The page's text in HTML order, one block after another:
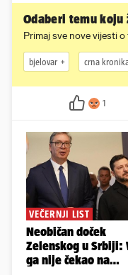
Odaberi temu
Primaj sve nove vijesti
bjelovar crna
1